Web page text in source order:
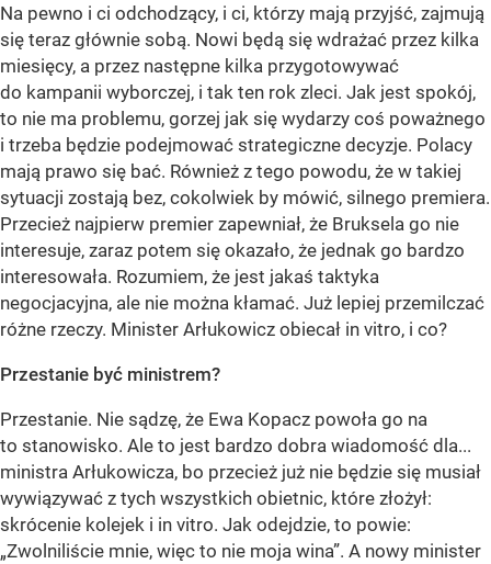
Na pewno i ci odchodzący, i ci, którzy mają przyjść, zajmują
się teraz głównie sobą. Nowi będą się wdrażać przez kilka
miesięcy, a przez następne kilka przygotowywać
do kampanii wyborczej, i tak ten rok zleci. Jak jest spokój,
to nie ma problemu, gorzej jak się wydarzy coś poważnego
i trzeba będzie podejmować strategiczne decyzje. Polacy
mają prawo się bać. Również z tego powodu, że w takiej
sytuacji zostają bez, cokolwiek by mówić, silnego premiera.
Przecież najpierw premier zapewniał, że Bruksela go nie
interesuje, zaraz potem się okazało, że jednak go bardzo
interesowała. Rozumiem, że jest jakaś taktyka
negocjacyjna, ale nie można kłamać. Już lepiej przemilczać
różne rzeczy. Minister Arłukowicz obiecał in vitro, i co?
Przestanie być ministrem?
Przestanie. Nie sądzę, że Ewa Kopacz powoła go na
to stanowisko. Ale to jest bardzo dobra wiadomość dla...
ministra Arłukowicza, bo przecież już nie będzie się musiał
wywiązywać z tych wszystkich obietnic, które złożył:
skrócenie kolejek i in vitro. Jak odejdzie, to powie:
„Zwolniliście mnie, więc to nie moja wina”. A nowy minister